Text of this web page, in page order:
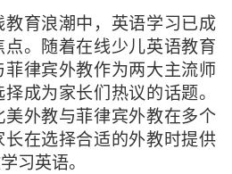
育浪潮中，英语学习已成
。随着在线少儿英语教育
律宾外教作为两大主流师
成为家长们热议的话题。
外教与菲律宾外教在多个
在选择合适的外教时提供
习英语。